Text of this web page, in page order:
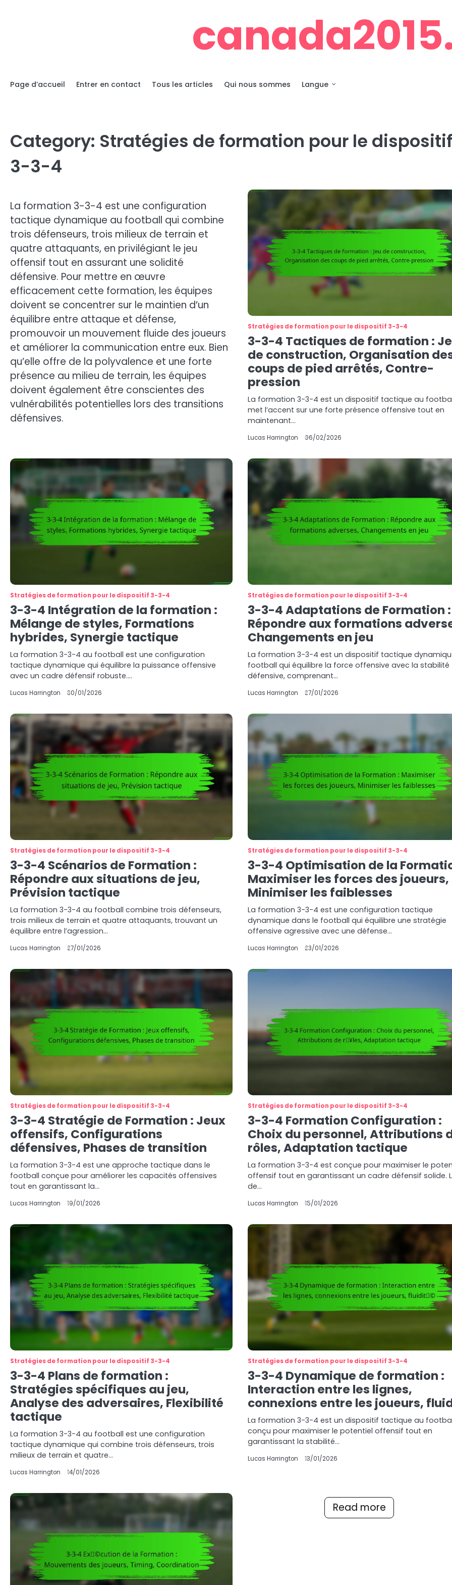
Page d’accueil Entrer en contact Tous les articles Qui nous sommes Langue
Category: Stratégies de formation pour le dispositif
3-3-4
La formation 3-3-4 est une configuration
tactique dynamique au football qui combine
trois défenseurs, trois milieux de terrain et
quatre attaquants, en privilégiant le jeu
offensif tout en assurant une solidité
défensive. Pour mettre en œuvre
efficacement cette formation, les équipes
doivent se concentrer sur le maintien d’un
équilibre entre attaque et défense,
promouvoir un mouvement fluide des joueurs
et améliorer la communication entre eux. Bien
qu’elle offre de la polyvalence et une forte
présence au milieu de terrain, les équipes
doivent également être conscientes des
vulnérabilités potentielles lors des transitions
défensives.
Stratégies de formation pour le dispositif 3-3-4
3-3-4 Tactiques de formation :
de construction, Organisation
coups de pied arrêtés, Contre-
pression
La formation 3-3-4 est un dispositif tactique au
met l’accent sur une forte présence offensive tout en
maintenant…
Lucas Harrington 06/02/2026
Stratégies de formation pour le dispositif 3-3-4
3-3-4 Intégration de la formation :
Mélange de styles, Formations
hybrides, Synergie tactique
La formation 3-3-4 au football est une configuration
tactique dynamique qui équilibre la puissance offensive
avec un cadre défensif robuste.…
Lucas Harrington 30/01/2026
Stratégies de formation pour le dispositif 3-3-4
3-3-4 Adaptations de Formation :
Répondre aux formations
Changements en jeu
La formation 3-3-4 est un dispositif tactique
football qui équilibre la force offensive avec la stabilité
défensive, comprenant…
Lucas Harrington 27/01/2026
Stratégies de formation pour le dispositif 3-3-4
3-3-4 Scénarios de Formation :
Répondre aux situations de jeu,
Prévision tactique
La formation 3-3-4 au football combine trois défenseurs,
trois milieux de terrain et quatre attaquants, trouvant un
équilibre entre l’agression…
Lucas Harrington 27/01/2026
Stratégies de formation pour le dispositif 3-3-4
3-3-4 Optimisation de la
Maximiser les forces des joueurs,
Minimiser les faiblesses
La formation 3-3-4 est une configuration tactique
dynamique dans le football qui équilibre une stratégie
offensive agressive avec une défense…
Lucas Harrington 23/01/2026
Stratégies de formation pour le dispositif 3-3-4
3-3-4 Stratégie de Formation : Jeux
offensifs, Configurations
défensives, Phases de transition
La formation 3-3-4 est une approche tactique dans le
football conçue pour améliorer les capacités offensives
tout en garantissant la…
Lucas Harrington 19/01/2026
Stratégies de formation pour le dispositif 3-3-4
3-3-4 Formation Configuration :
Choix du personnel, Attributions
rôles, Adaptation tactique
La formation 3-3-4 est conçue pour maximiser le
offensif tout en garantissant un cadre défensif solide.
de…
Lucas Harrington 15/01/2026
Stratégies de formation pour le dispositif 3-3-4
3-3-4 Plans de formation :
Stratégies spécifiques au jeu,
Analyse des adversaires, Flexibilité
tactique
La formation 3-3-4 au football est une configuration
tactique dynamique qui combine trois défenseurs, trois
milieux de terrain et quatre…
Lucas Harrington 14/01/2026
Stratégies de formation pour le dispositif 3-3-4
3-3-4 Dynamique de formation :
Interaction entre les lignes,
connexions entre les joueurs,
La formation 3-3-4 est un dispositif tactique au
conçu pour maximiser le potentiel offensif tout en
garantissant la stabilité…
Lucas Harrington 13/01/2026
Read more